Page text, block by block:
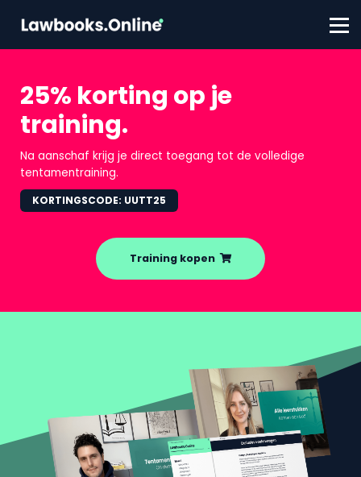
FAQ
Contact
Inloggen
25% korting op je
training.
Na aanschaf krijg je direct toegang tot de volledige
tentamentraining.
KORTINGSCODE: UUTT25
Training kopen